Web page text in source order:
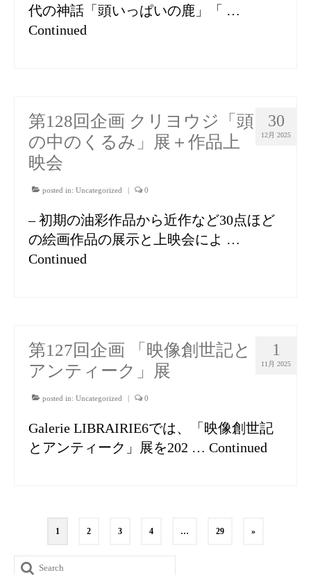
代の神話「頭いっぱいの鹿」「 …
Continued
30
12月 2025
第128回企画 クリヨウジ「頭
の中のくるみ」展＋作品上
映会
posted in: Uncategorized | 0
– 初期の油彩作品から近作など30点ほど
の絵画作品の展示と上映会によ …
Continued
1
11月 2025
第127回企画 「映像創世記と
アンティーク」展
posted in: Uncategorized | 0
Galerie LIBRAIRIE6では、「映像創世記
とアンティーク」展を202 … Continued
の
1 2 3 4 … 29 »
Search